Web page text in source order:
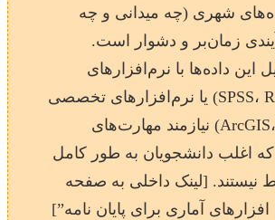
شهری (چه میدانی و چه
زمان‌بر و دشوار است.
این داده‌ها با نرم‌افزارهای
آماری (مانند SPSS، R) یا نرم‌افزارهای تخصصی
(مانند ArcGIS، QGIS) نیازمند مهارت‌های
اغلب دانشجویان به طور کامل
نیستند. [لینک داخلی به صفحه
آماری برای پایان نامه”]